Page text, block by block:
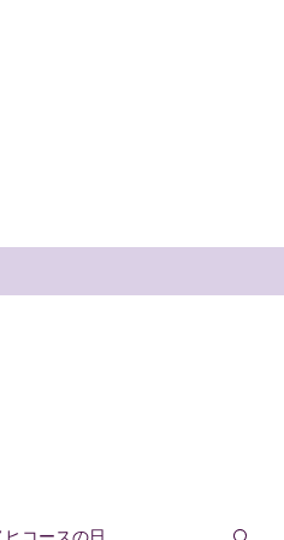
コースの日